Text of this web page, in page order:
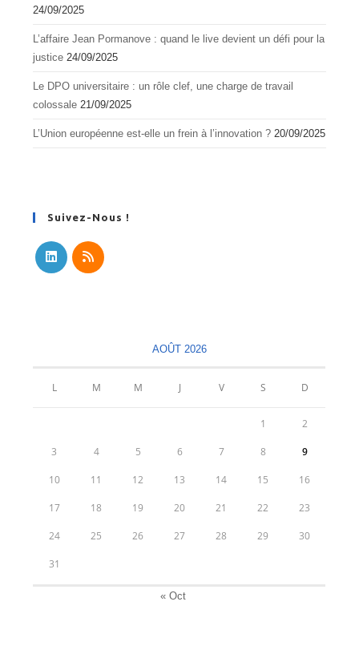
24/09/2025
L’affaire Jean Pormanove : quand le live devient un défi pour la
justice 24/09/2025
Le DPO universitaire : un rôle clef, une charge de travail
colossale 21/09/2025
L’Union européenne est-elle un frein à l’innovation ? 20/09/2025
Suivez-Nous !
AOÛT 2026
L M M J V S D
1 2
3 4 5 6 7 8 9
10 11 12 13 14 15 16
17 18 19 20 21 22 23
24 25 26 27 28 29 30
31
« Oct